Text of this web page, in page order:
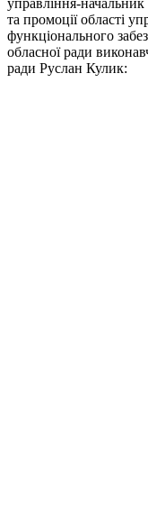
управління-начальник
та промоції області
функціонального
обласної ради
ради Руслан Кулик: